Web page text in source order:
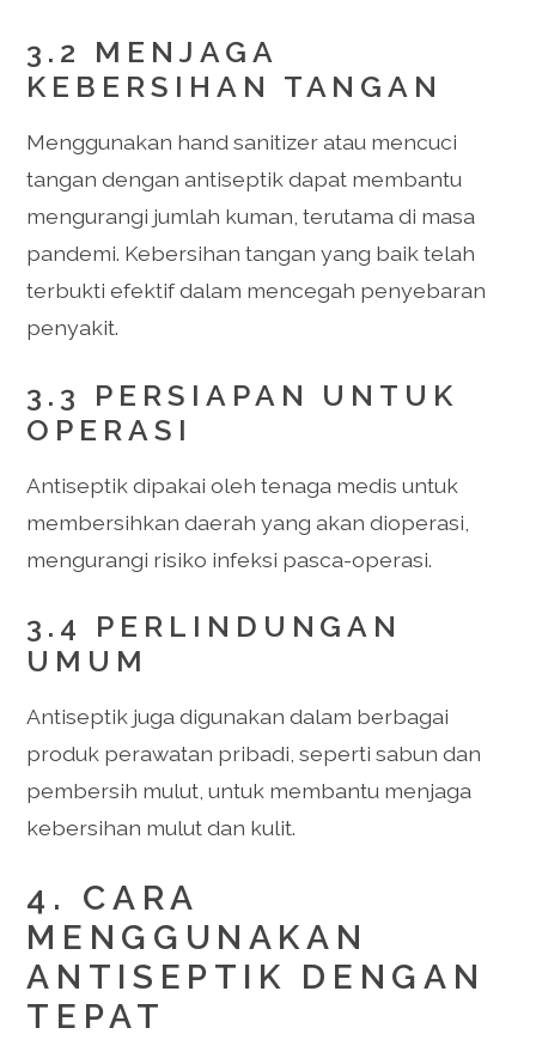
3.2 MENJAGA
KEBERSIHAN TANGAN
Menggunakan hand sanitizer atau mencuci
tangan dengan antiseptik dapat membantu
mengurangi jumlah kuman, terutama di masa
pandemi. Kebersihan tangan yang baik telah
terbukti efektif dalam mencegah penyebaran
penyakit.
3.3 PERSIAPAN UNTUK
OPERASI
Antiseptik dipakai oleh tenaga medis untuk
membersihkan daerah yang akan dioperasi,
mengurangi risiko infeksi pasca-operasi.
3.4 PERLINDUNGAN
UMUM
Antiseptik juga digunakan dalam berbagai
produk perawatan pribadi, seperti sabun dan
pembersih mulut, untuk membantu menjaga
kebersihan mulut dan kulit.
4. CARA
MENGGUNAKAN
ANTISEPTIK DENGAN
TEPAT